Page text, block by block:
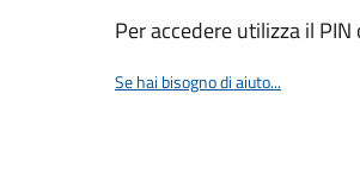
Per accedere utilizza il
Se hai bisogno di aiuto...